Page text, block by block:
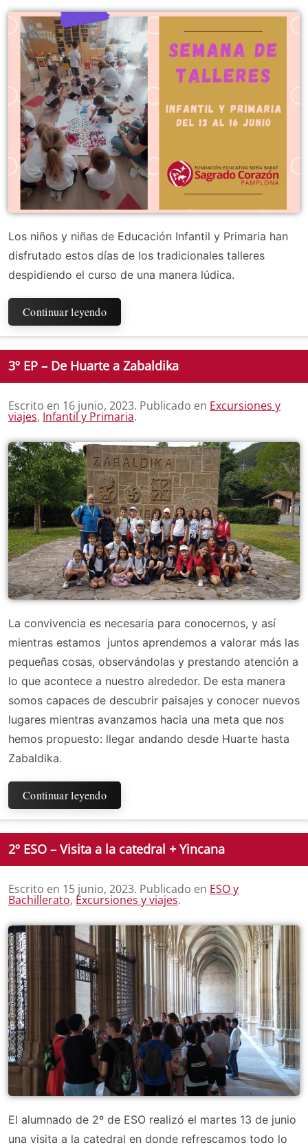
Los niños y niñas de Educación Infantil y Primaria han
disfrutado estos días de los tradicionales talleres
despidiendo el curso de una manera lúdica.
Continuar leyendo
3º EP – De Huarte a Zabaldika
Escrito en 16 junio, 2023. Publicado en Excursiones y
viajes, Infantil y Primaria.
La convivencia es necesaria para conocernos, y así
mientras estamos juntos aprendemos a valorar más las
pequeñas cosas, observándolas y prestando atención a
lo que acontece a nuestro alrededor. De esta manera
somos capaces de descubrir paisajes y conocer nuevos
lugares mientras avanzamos hacia una meta que nos
hemos propuesto: llegar andando desde Huarte hasta
Zabaldika.
Continuar leyendo
2º ESO – Visita a la catedral + Yincana
Escrito en 15 junio, 2023. Publicado en ESO y
Bachillerato, Excursiones y viajes.
El alumnado de 2º de ESO realizó el martes 13 de junio
una visita a la catedral en donde refrescamos todo lo